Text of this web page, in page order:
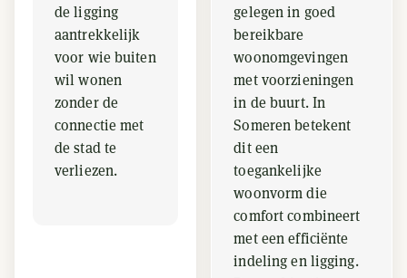
de ligging
aantrekkelijk
voor wie buiten
wil wonen
zonder de
connectie met
de stad te
verliezen.
gelegen in goed
bereikbare
woonomgevingen
met voorzieningen
in de buurt. In
Someren betekent
dit een
toegankelijke
woonvorm die
comfort combineert
met een efficiënte
indeling en ligging.